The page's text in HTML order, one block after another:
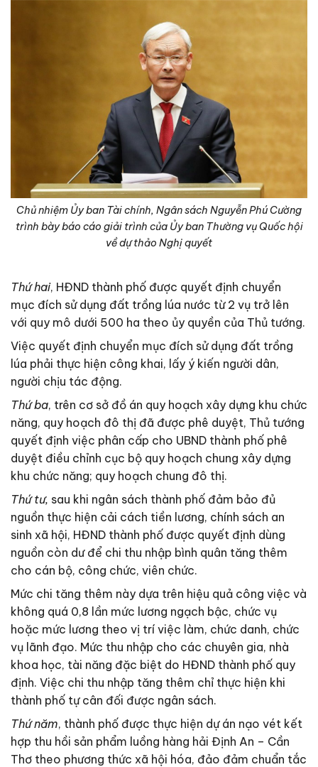
Chủ nhiệm Ủy ban Tài chính, Ngân sách Nguyễn Phú Cường
trình bày báo cáo giải trình của Ủy ban Thường vụ Quốc hội
về dự thảo Nghị quyết
Thứ hai, HĐND thành phố được quyết định chuyển
mục đích sử dụng đất trồng lúa nước từ 2 vụ trở lên
với quy mô dưới 500 ha theo ủy quyền của Thủ tướng.
Việc quyết định chuyển mục đích sử dụng đất trồng
lúa phải thực hiện công khai, lấy ý kiến người dân,
người chịu tác động.
Thứ ba, trên cơ sở đồ án quy hoạch xây dựng khu chức
năng, quy hoạch đô thị đã được phê duyệt, Thủ tướng
quyết định việc phân cấp cho UBND thành phố phê
duyệt điều chỉnh cục bộ quy hoạch chung xây dựng
khu chức năng; quy hoạch chung đô thị.
Thứ tư, sau khi ngân sách thành phố đảm bảo đủ
nguồn thực hiện cải cách tiền lương, chính sách an
sinh xã hội, HĐND thành phố được quyết định dùng
nguồn còn dư để chi thu nhập bình quân tăng thêm
cho cán bộ, công chức, viên chức.
Mức chi tăng thêm này dựa trên hiệu quả công việc và
không quá 0,8 lần mức lương ngạch bậc, chức vụ
hoặc mức lương theo vị trí việc làm, chức danh, chức
vụ lãnh đạo. Mức thu nhập cho các chuyên gia, nhà
khoa học, tài năng đặc biệt do HĐND thành phố quy
định. Việc chi thu nhập tăng thêm chỉ thực hiện khi
thành phố tự cân đối được ngân sách.
Thứ năm, thành phố được thực hiện dự án nạo vét kết
hợp thu hồi sản phẩm luồng hàng hải Định An – Cần
Thơ theo phương thức xã hội hóa, đảo đảm chuẩn tắc